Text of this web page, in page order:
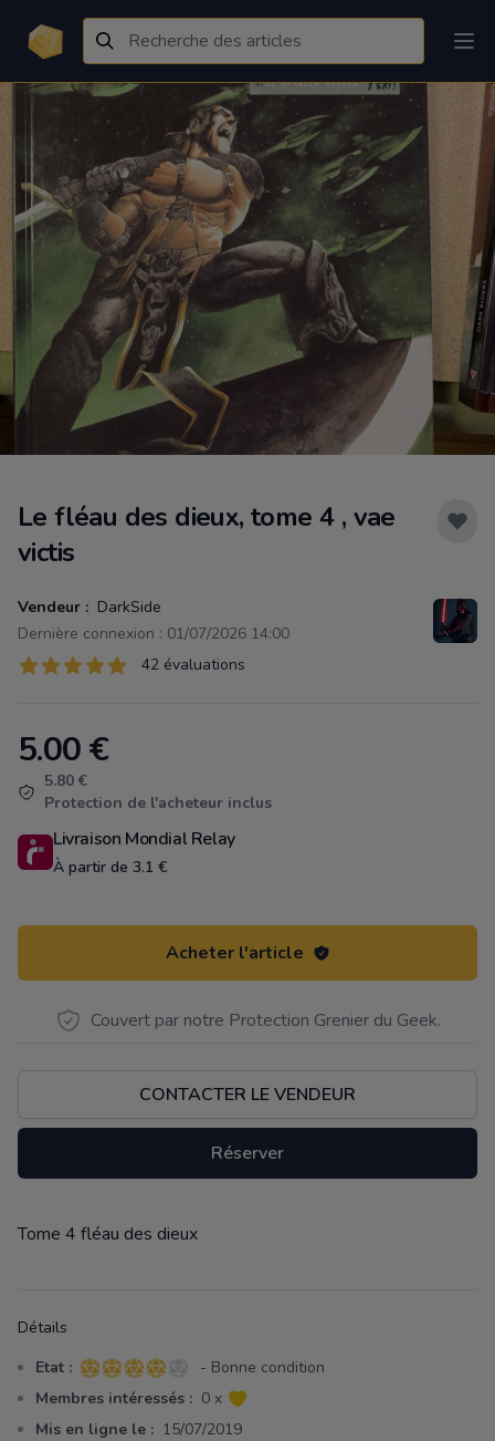
Le fléau des dieux, tome 4 , vae
victis
Vendeur : DarkSide
Dernière connexion : 01/07/2026 14:00
Évaluations
42 sur 5 étoiles 42 évaluations
Product information
5.00€
5.80 €
Protection de l'acheteur inclus
Livraison Mondial Relay
À partir de 3.1 €
Acheter l'article
Couvert par notre Protection Grenier du Geek.
CONTACTER LE VENDEUR
Réserver
Description
Tome 4 fléau des dieux
Détails
Etat : 4 sur 5 étoiles
- Bonne condition
Membres intéressés : 0 x
Mis en ligne le : 15/07/2019